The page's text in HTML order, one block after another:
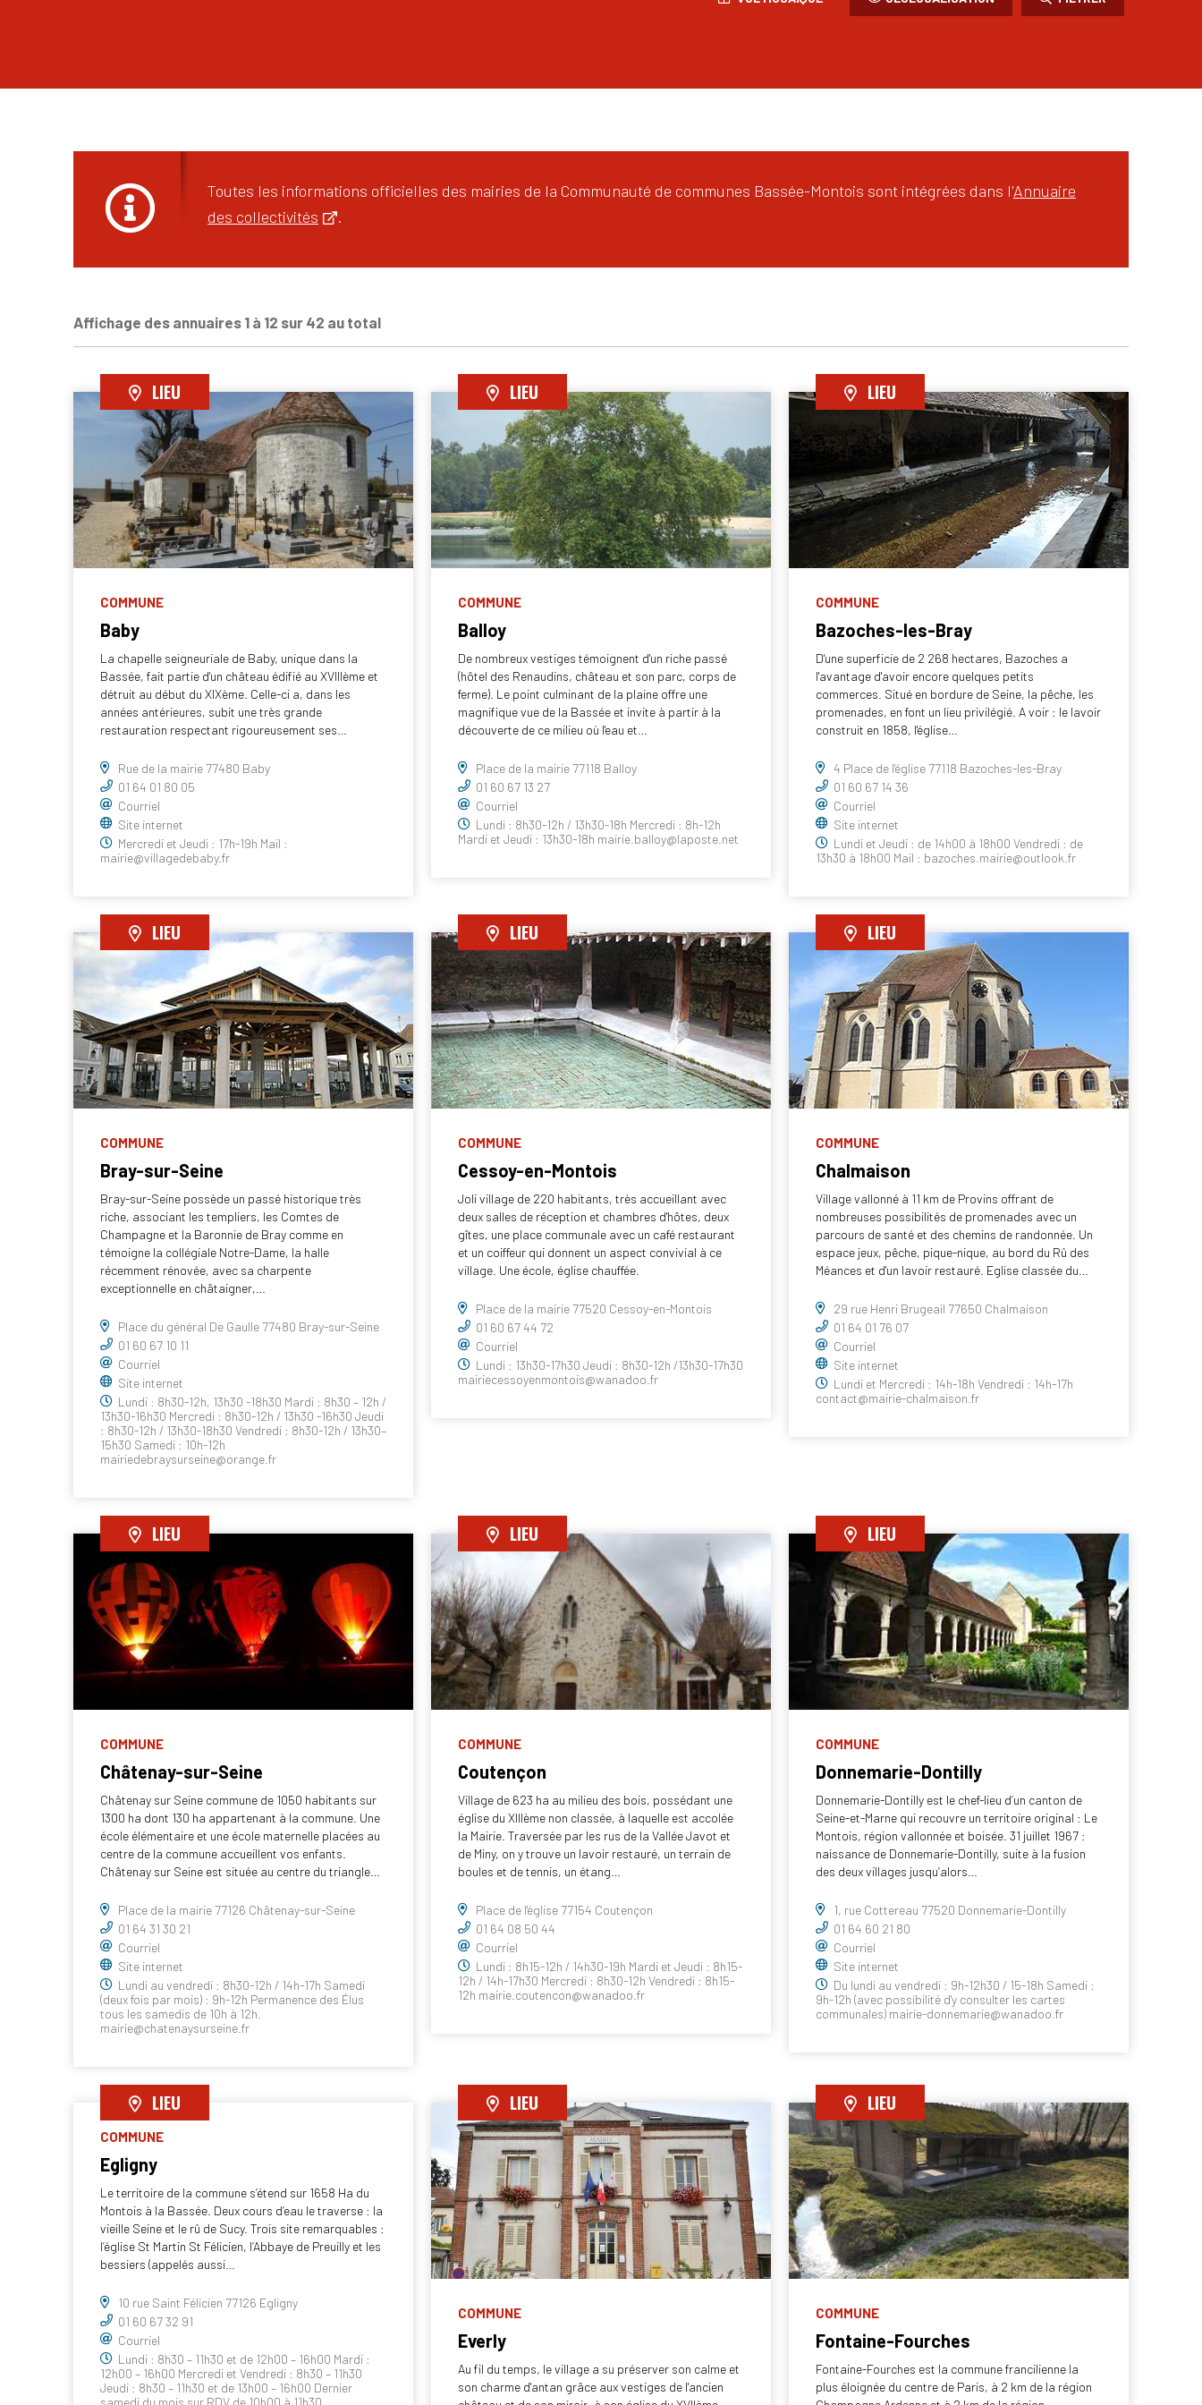
Toutes les informations officielles des mairies de la Communauté de communes Bassée-Montois sont intégrées dans l'Annuaire
des collectivités
.
Affichage des annuaires 1 à 12 sur 42 au total
LIEU
COMMUNE
Baby
La chapelle seigneuriale de Baby, unique dans la
Bassée, fait partie d'un château édifié au XVIIIème et
détruit au début du XIXème. Celle-ci a, dans les
années antérieures, subit une très grande
restauration respectant rigoureusement ses…
Rue de la mairie 77480 Baby
01 64 01 80 05
Courriel
Site internet
Mercredi et Jeudi : 17h-19h Mail :
mairie@villagedebaby.fr
LIEU
COMMUNE
Balloy
De nombreux vestiges témoignent d'un riche passé
(hôtel des Renaudins, château et son parc, corps de
ferme). Le point culminant de la plaine offre une
magnifique vue de la Bassée et invite à partir à la
découverte de ce milieu où l'eau et…
Place de la mairie 77118 Balloy
01 60 67 13 27
Courriel
Lundi : 8h30-12h / 13h30-18h Mercredi : 8h-12h
Mardi et Jeudi : 13h30-18h mairie.balloy@laposte.net
LIEU
COMMUNE
Bazoches-les-Bray
D'une superficie de 2 268 hectares, Bazoches a
l'avantage d'avoir encore quelques petits
commerces. Situé en bordure de Seine, la pêche, les
promenades, en font un lieu privilégié. A voir : le lavoir
construit en 1858, l'église…
4 Place de l'église 77118 Bazoches-les-Bray
01 60 67 14 36
Courriel
Site internet
Lundi et Jeudi : de 14h00 à 18h00 Vendredi : de
13h30 à 18h00 Mail : bazoches.mairie@outlook.fr
LIEU
COMMUNE
Bray-sur-Seine
Bray-sur-Seine possède un passé historique très
riche, associant les templiers, les Comtes de
Champagne et la Baronnie de Bray comme en
témoigne la collégiale Notre-Dame, la halle
récemment rénovée, avec sa charpente
exceptionnelle en châtaigner,…
Place du général De Gaulle 77480 Bray-sur-Seine
01 60 67 10 11
Courriel
Site internet
Lundi : 8h30-12h, 13h30 -18h30 Mardi : 8h30 – 12h /
13h30-16h30 Mercredi : 8h30-12h / 13h30 -16h30 Jeudi
: 8h30-12h / 13h30-18h30 Vendredi : 8h30-12h / 13h30–
15h30 Samedi : 10h-12h
mairiedebraysurseine@orange.fr
LIEU
COMMUNE
Cessoy-en-Montois
Joli village de 220 habitants, très accueillant avec
deux salles de réception et chambres d'hôtes, deux
gîtes, une place communale avec un café restaurant
et un coiffeur qui donnent un aspect convivial à ce
village. Une école, église chauffée.
Place de la mairie 77520 Cessoy-en-Montois
01 60 67 44 72
Courriel
Lundi : 13h30-17h30 Jeudi : 8h30-12h /13h30-17h30
mairiecessoyenmontois@wanadoo.fr
LIEU
COMMUNE
Chalmaison
Village vallonné à 11 km de Provins offrant de
nombreuses possibilités de promenades avec un
parcours de santé et des chemins de randonnée. Un
espace jeux, pêche, pique-nique, au bord du Rû des
Méances et d'un lavoir restauré. Eglise classée du…
29 rue Henri Brugeail 77650 Chalmaison
01 64 01 76 07
Courriel
Site internet
Lundi et Mercredi : 14h-18h Vendredi : 14h-17h
contact@mairie-chalmaison.fr
LIEU
COMMUNE
Châtenay-sur-Seine
Châtenay sur Seine commune de 1050 habitants sur
1300 ha dont 130 ha appartenant à la commune. Une
école élémentaire et une école maternelle placées au
centre de la commune accueillent vos enfants.
Châtenay sur Seine est située au centre du triangle…
Place de la mairie 77126 Châtenay-sur-Seine
01 64 31 30 21
Courriel
Site internet
Lundi au vendredi : 8h30-12h / 14h-17h Samedi
(deux fois par mois) : 9h-12h Permanence des Élus
tous les samedis de 10h à 12h.
mairie@chatenaysurseine.fr
LIEU
COMMUNE
Coutençon
Village de 623 ha au milieu des bois, possédant une
église du XIIIème non classée, à laquelle est accolée
la Mairie. Traversée par les rus de la Vallée Javot et
de Miny, on y trouve un lavoir restauré, un terrain de
boules et de tennis, un étang…
Place de l'église 77154 Coutençon
01 64 08 50 44
Courriel
Lundi : 8h15-12h / 14h30-19h Mardi et Jeudi : 8h15-
12h / 14h-17h30 Mercredi : 8h30-12h Vendredi : 8h15-
12h mairie.coutencon@wanadoo.fr
LIEU
COMMUNE
Donnemarie-Dontilly
Donnemarie-Dontilly est le chef-lieu d’un canton de
Seine-et-Marne qui recouvre un territoire original : Le
Montois, région vallonnée et boisée. 31 juillet 1967 :
naissance de Donnemarie-Dontilly, suite à la fusion
des deux villages jusqu’alors…
1, rue Cottereau 77520 Donnemarie-Dontilly
01 64 60 21 80
Courriel
Site internet
Du lundi au vendredi : 9h-12h30 / 15-18h Samedi :
9h-12h (avec possibilité d'y consulter les cartes
communales) mairie-donnemarie@wanadoo.fr
LIEU
COMMUNE
Egligny
Le territoire de la commune s’étend sur 1658 Ha du
Montois à la Bassée. Deux cours d’eau le traverse : la
vieille Seine et le rû de Sucy. Trois site remarquables :
l’église St Martin St Félicien, l’Abbaye de Preuilly et les
bessiers (appelés aussi…
10 rue Saint Félicien 77126 Egligny
01 60 67 32 91
Courriel
Lundi : 8h30 – 11h30 et de 12h00 – 16h00 Mardi :
12h00 – 16h00 Mercredi et Vendredi : 8h30 – 11h30
Jeudi : 8h30 – 11h30 et de 13h00 – 16h00 Dernier
samedi du mois sur RDV de 10h00 à 11h30
LIEU
COMMUNE
Everly
Au fil du temps, le village a su préserver son calme et
son charme d'antan grâce aux vestiges de l'ancien
LIEU
COMMUNE
Fontaine-Fourches
Fontaine-Fourches est la commune francilienne la
plus éloignée du centre de Paris, à 2 km de la région